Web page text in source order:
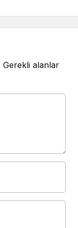
Gerekli alanlar